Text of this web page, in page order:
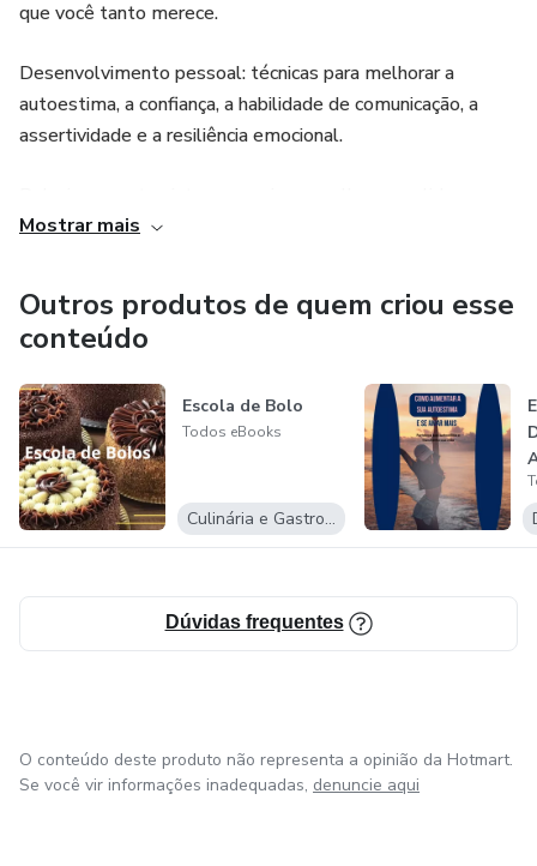
que você tanto merece.
Desenvolvimento pessoal: técnicas para melhorar a
autoestima, a confiança, a habilidade de comunicação, a
assertividade e a resiliência emocional.
conflitos, comunicar-se de forma eficaz e construir
Saúde e bem-estar: informações e orientações para
melhorar a saúde física, mental e emocional, incluindo
estratégias para lidar com o estresse, ansiedade e
depressão.
Finanças pessoais: conselhos para administrar melhor o
dinheiro, economizar, investir e evitar dívidas.
Mostrar mais
Outros produtos de quem criou esse
conteúdo
Escola de Bolo
Todos eBooks
Culinária e Gastronomia
Dúvidas frequentes
O conteúdo deste produto não representa a opinião da Hotmart.
Se você vir informações inadequadas, denuncie aqui